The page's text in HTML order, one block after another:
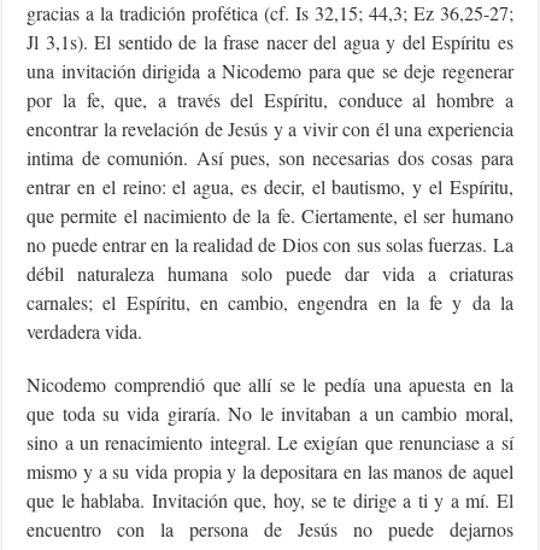
gracias a la tradición profética (cf. Is 32,15; 44,3; Ez 36,25-27;
Jl 3,1s). El sentido de la frase nacer del agua y del Espíritu es
una invitación dirigida a Nicodemo para que se deje regenerar
por la fe, que, a través del Espíritu, conduce al hombre a
encontrar la revelación de Jesús y a vivir con él una experiencia
intima de comunión. Así pues, son necesarias dos cosas para
entrar en el reino: el agua, es decir, el bautismo, y el Espíritu,
que permite el nacimiento de la fe. Ciertamente, el ser humano
no puede entrar en la realidad de Dios con sus solas fuerzas. La
débil naturaleza humana solo puede dar vida a criaturas
carnales; el Espíritu, en cambio, engendra en la fe y da la
verdadera vida.
Nicodemo comprendió que allí se le pedía una apuesta en la
que toda su vida giraría. No le invitaban a un cambio moral,
sino a un renacimiento integral. Le exigían que renunciase a sí
mismo y a su vida propia y la depositara en las manos de aquel
que le hablaba. Invitación que, hoy, se te dirige a ti y a mí. El
encuentro con la persona de Jesús no puede dejarnos